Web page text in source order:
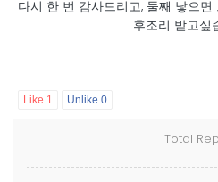
다시 한 번 감사드리고, 둘째 낳으
후조리 받고싶
Like 1 Unlike 0
Total